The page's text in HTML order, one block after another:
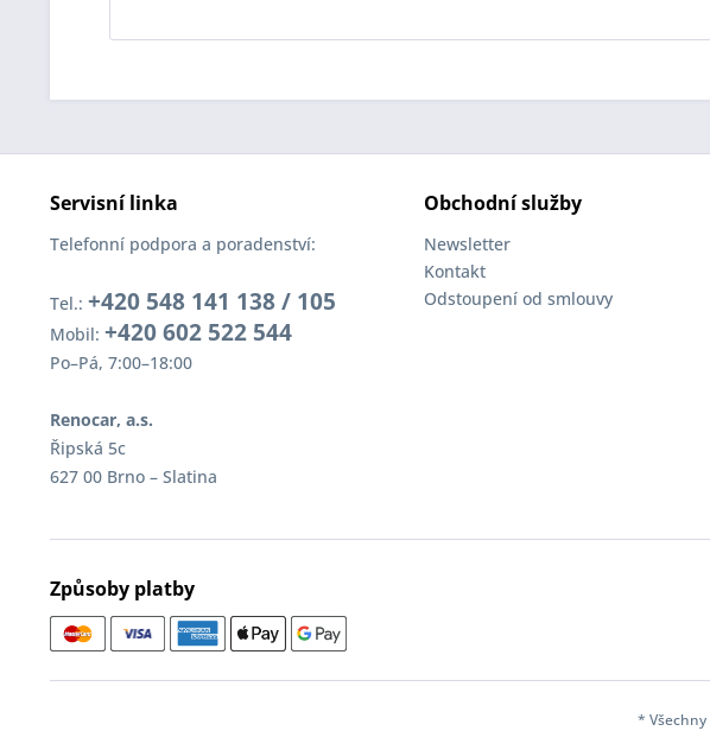
Servisní linka
Telefonní podpora a poradenství:
Tel.: +420 548 141 138 / 105
Mobil: +420 602 522 544
Po–Pá, 7:00–18:00
Renocar, a.s.
Řipská 5c
627 00 Brno – Slatina
Obchodní služby
Newsletter
Kontakt
Odstoupení od smlouvy
Způsoby platby
*